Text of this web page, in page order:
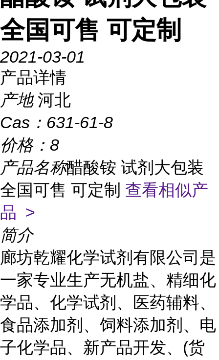
全国可售 可定制
2021-03-01
产品详情
产地 河北
Cas： 631-61-8
价格： 8
产品名称醋酸铵 试剂大包装
全国可售 可定制 查看相似产
品 >
简介
廊坊乾耀化学试剂有限公司是
一家专业生产无机盐、精细化
学品、化学试剂、医药辅料、
食品添加剂、饲料添加剂、电
子化学品、新产品开发、(货